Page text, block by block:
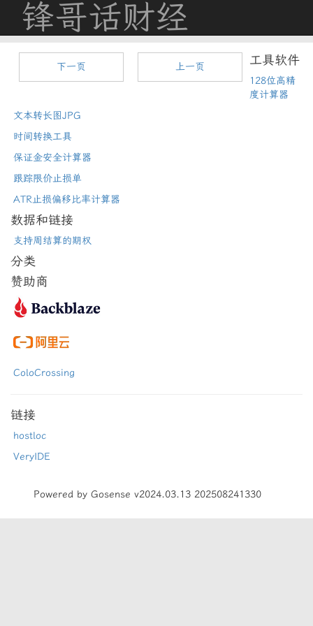
锋哥话财经
下一页 上一页 工具软件
128位高精
度计算器
文本转长图JPG
时间转换工具
保证金安全计算器
跟踪限价止损单
ATR止损偏移比率计算器
数据和链接
支持周结算的期权
分类
赞助商
ColoCrossing
链接
hostloc
VeryIDE
Powered by Gosense v2024.03.13 202508241330